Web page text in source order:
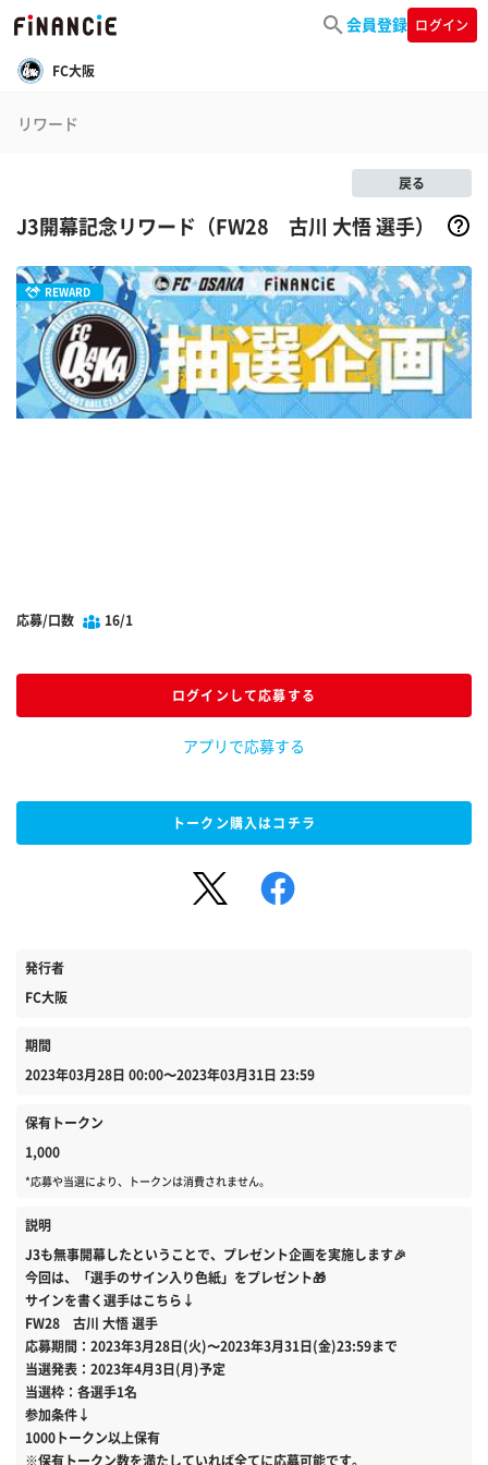
会員登録 ログイン
FC大阪
リワード
戻る
J3開幕記念リワード（FW28 古川 大悟 選手）
REWARD
ログインして応募する
アプリで応募する
応募/口数 16/1
トークン購入はコチラ
発行者
FC大阪
期間
2023年03月28日 00:00〜2023年03月31日 23:59
保有トークン
1,000
*応募や当選により、トークンは消費されません。
説明
J3も無事開幕したということで、プレゼント企画を実施します🎉
今回は、「選手のサイン入り色紙」をプレゼント🎁
サインを書く選手はこちら↓
FW28 古川 大悟 選手
応募期間：2023年3月28日(火)〜2023年3月31日(金)23:59まで
当選発表：2023年4月3日(月)予定
当選枠：各選手1名
参加条件↓
1000トークン以上保有
※保有トークン数を満たしていれば全てに応募可能です。